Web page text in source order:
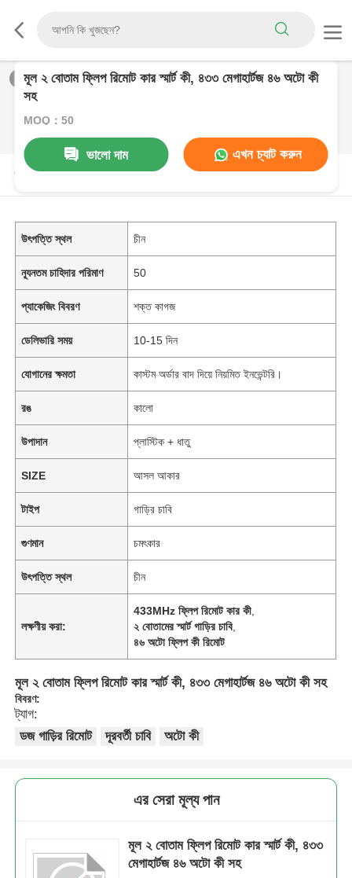
/0
মূল ২ বোতাম ফ্লিপ রিমোট কার স্মার্ট কী, ৪৩৩ মেগাহার্টজ ৪৬ অটো কী
সহ
MOQ：50
ভালো দাম
এখন চ্যাট করুন
পণ্যের বর্ণনা
উৎপত্তি স্থল চীন
ন্যূনতম চাহিদার পরিমাণ 50
প্যাকেজিং বিবরণ শক্ত কাগজ
ডেলিভারি সময় 10-15 দিন
যোগানের ক্ষমতা কাস্টম অর্ডার বাদ দিয়ে নিয়মিত ইনভেন্টরি।
রঙ কালো
উপাদান প্লাস্টিক + ধাতু
SIZE আসল আকার
টাইপ গাড়ির চাবি
গুণমান চমৎকার
উৎপত্তি স্থল চীন
লক্ষণীয় করা:
433MHz ফ্লিপ রিমোট কার কী
২ বোতামের স্মার্ট গাড়ির চাবি,
৪৬ অটো ফ্লিপ কী রিমোট
মূল ২ বোতাম ফ্লিপ রিমোট কার স্মার্ট কী, ৪৩৩ মেগাহার্টজ ৪৬ অটো কী সহ
বিবরণ:
ট্যাগ:
ডজ গাড়ির রিমোট
দূরবর্তী চাবি অটো কী
এর সেরা মূল্য পান
মূল ২ বোতাম ফ্লিপ রিমোট কার স্মার্ট কী, ৪৩৩
মেগাহার্টজ ৪৬ অটো কী সহ